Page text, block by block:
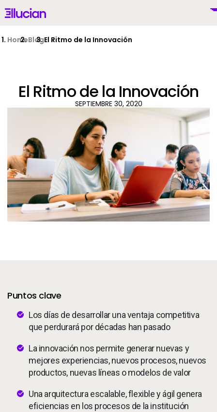
Main menu Ellucian
Mexico (Spanish)
Por Qué Ellucian
Productos
IA
Servicios
Side navigation - Mexico (Spanish) - es-MX
Socios
Centro de información para clientes
Call to action - Mexico (Spanish) - es-MX
HomeBlogEl Ritmo de la Innovación
El Ritmo de la Innovación
SEPTIEMBRE 30, 2020
Puntos clave
Los días de desarrollar una ventaja competitiva
que perdurará por décadas han pasado
La innovación nos permite generar nuevas y
mejores experiencias, nuevos procesos, nuevos
productos, nuevas líneas o modelos de valor
Una arquitectura escalable, flexible y ágil genera
eficiencias en los procesos de la institución